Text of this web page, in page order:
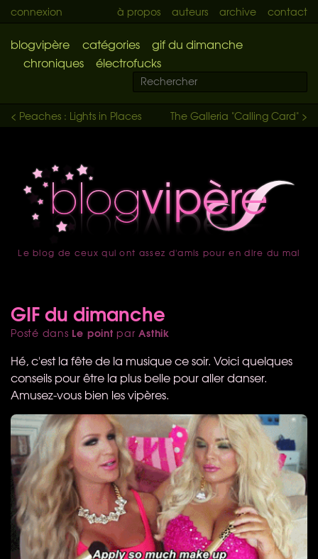
connexion à propos auteurs archive contact
blogvipère catégories
gif du dimanche
chroniques
électrofucks
The Galleria "Calling Card" >
< Peaches : Lights in Places
accueil
Le blog de ceux qui ont assez d'amis pour en dire du mal
GIF du dimanche
Posté dans Le point parAsthik
Hé, c'est la fête de la musique ce soir. Voici quelques
conseils pour être la plus belle pour aller danser.
Amusez-vous bien les vipères.